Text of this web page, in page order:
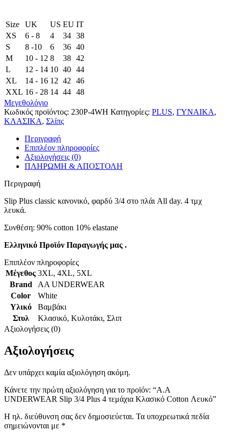
Size UK US EU ΙΤ
XS
6 - 8 4 34 38
S
8 -10 6 36 40
M
10 - 12 8 38 42
L
12 - 14 10 40 44
XL
14 - 16 12 42
46
XXL 16 - 28 14 44 48
Μεγεθολόγιο
Κωδικός προϊόντος: 230P-4WH Κατηγορίες: PLUS, ΓΥΝΑΙΚΑ,
ΚΛΑΣΙΚΑ, Σλίπς
Περιγραφή
Επιπλέον πληροφορίες
Αξιολογήσεις (0)
ΠΛΗΡΩΜΗ & ΑΠΟΣΤΟΛΗ
Περιγραφή
Slip Plus classic κανονικό, φαρδύ 3/4 στο πλάι All day. 4 τμχ
λευκά.
Συνθέση: 90% cotton 10% elastane
Ελληνικό Προϊόν Παραγωγής μας .
Επιπλέον πληροφορίες
Μέγεθος 3XL, 4XL, 5XL
Brand
AA UNDERWEAR
Color
White
Υλικό
Βαμβάκι
Στυλ
Κλασικό, Κυλοτάκι, Σλιπ
Αξιολογήσεις (0)
Αξιολογήσεις
Δεν υπάρχει καμία αξιολόγηση ακόμη.
Κάνετε την πρώτη αξιολόγηση για το προϊόν: “A.A
UNDERWEAR Slip 3/4 Plus 4 τεμάχια Κλασικό Cotton Λευκό”
Η ηλ. διεύθυνση σας δεν δημοσιεύεται. Τα υποχρεωτικά πεδία
σημειώνονται με *